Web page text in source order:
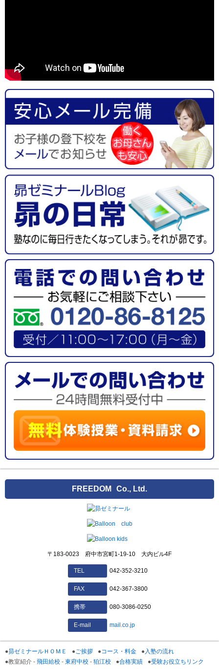
FREEDOM Co., Ltd.
〒183-0023 府中市宮町1-19-10 大内ビル4F
TEL 042-352-3210
FAX 042-367-3800
携帯 080-3086-0250
E-mail mail.co.jp
昴ゼミナールＨＯＭＥ ご挨拶 コース・料金
入塾の流れ
教室紹介 - 飛田給校 - 東府中校 - 狛江校 合格実績
受験お役立ちリンク